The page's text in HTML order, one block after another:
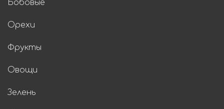
Происхождение
Гост/ISO
Макс заказ
Бобовые
Орехи
Фрукты
Овощи
Зелень